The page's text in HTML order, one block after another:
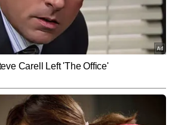
में अलग पहचान देती है। 15,000 से अधिक बायलाइन स्टोरी
आदित्य का लक्ष्य हर खबर को यूनिक एंगल और स्टोरीटेलिंग के
पेश करना है।
to our daily Newsletter!